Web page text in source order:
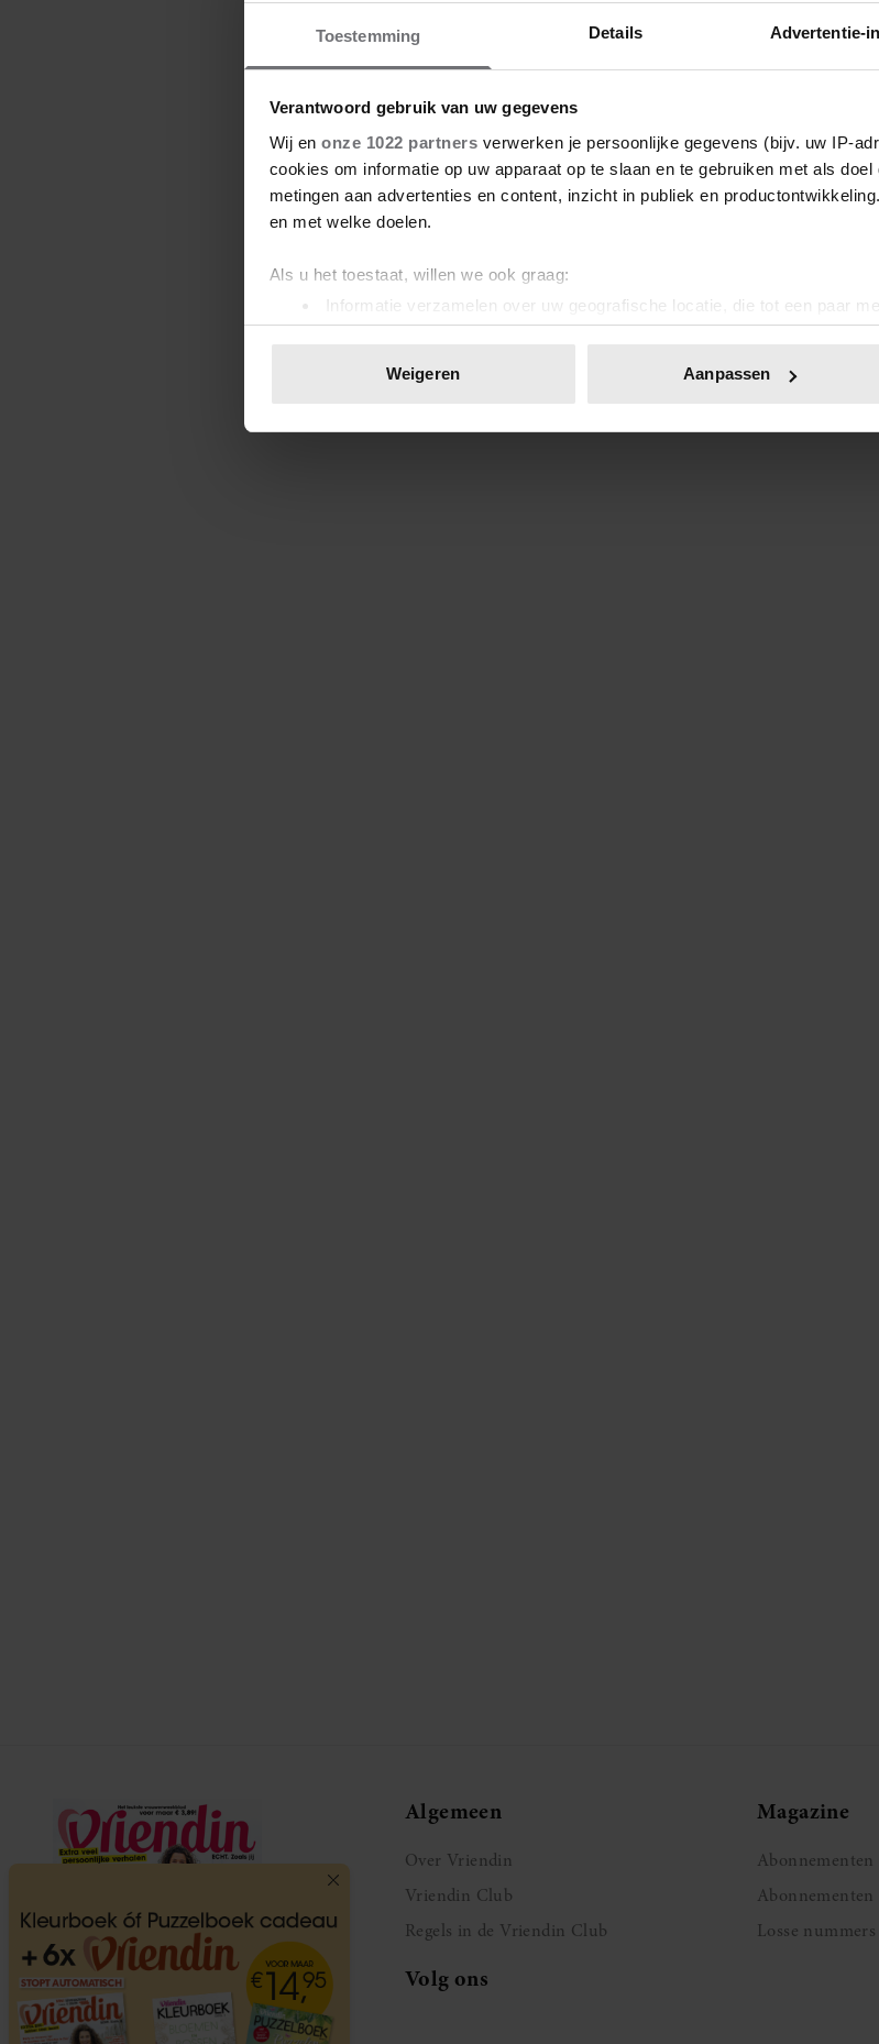
Toestemming Details Advertentie-
Verantwoord gebruik van uw gegevens
Wij en onze 1022 partners verwerken je persoonlijke gegevens (bijv. uw IP-
cookies om informatie op uw apparaat op te slaan en te gebruiken met als
metingen aan advertenties en content, inzicht in publiek en
en met welke doelen.
Als u het toestaat, willen we ook graag:
Informatie verzamelen over uw geografische locatie, die tot een paar
Uw apparaat identificeren door het actief te scannen op specifieke
toestemming op elk moment wijzigen of intrekken in de Cookieverklaring.
We gebruiken cookies om content en advertenties te personaliseren, om
media, adverteren en analyse. Deze partners kunnen deze gegevens
verstrekt of die ze hebben verzameld op basis van uw gebruik van hun
Weigeren Aanpassen
Algemeen
Over Vriendin
Vriendin Club
Regels in de Vriendin Club
Volg ons
Magazine
Abonnementen
Abonnementen
Losse nummers